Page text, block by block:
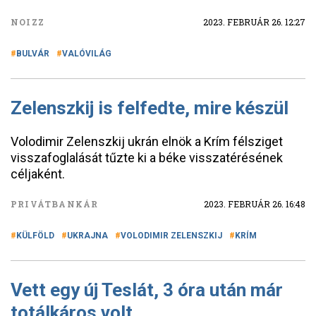
NOIZZ 2023. FEBRUÁR 26. 12:27
BULVÁR VALÓVILÁG
Zelenszkij is felfedte, mire készül
Volodimir Zelenszkij ukrán elnök a Krím félsziget
visszafoglalását tűzte ki a béke visszatérésének
céljaként.
PRIVÁTBANKÁR 2023. FEBRUÁR 26. 16:48
KÜLFÖLD UKRAJNA VOLODIMIR ZELENSZKIJ KRÍM
Vett egy új Teslát, 3 óra után már